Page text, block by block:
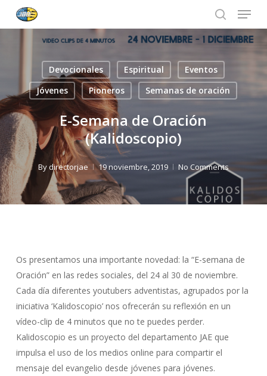
search
Menu
Devocionales Espiritual
Eventos
Jóvenes
Pioneros Semanas de oración
E-Semana de Oración
(Kalidoscopio)
Bydirectorjae 19 noviembre, 2019 No Comments
Os presentamos una importante novedad: la “E-semana de
Oración” en las redes sociales, del 24 al 30 de noviembre.
Cada día diferentes youtubers adventistas, agrupados por la
iniciativa ‘Kalidoscopio’ nos ofrecerán su reflexión en un
vídeo-clip de 4 minutos que no te puedes perder.
Kalidoscopio es un proyecto del departamento JAE que
impulsa el uso de los medios online para compartir el
mensaje del evangelio desde jóvenes para jóvenes.
Close
Menu